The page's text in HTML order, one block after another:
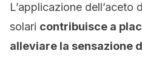
L’applicazione dell’aceto
solari contribuisce a
alleviare la sensazione